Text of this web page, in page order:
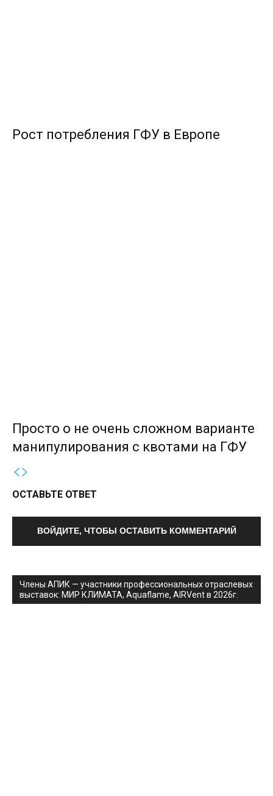
Рост потребления ГФУ в Европе
Просто о не очень сложном варианте
манипулирования с квотами на ГФУ
ОСТАВЬТЕ ОТВЕТ
ВОЙДИТЕ, ЧТОБЫ ОСТАВИТЬ КОММЕНТАРИЙ
Члены АПИК — участники профессиональных отраслевых
выставок: МИР КЛИМАТА, Aquaflame, AIRVent в 2026г.